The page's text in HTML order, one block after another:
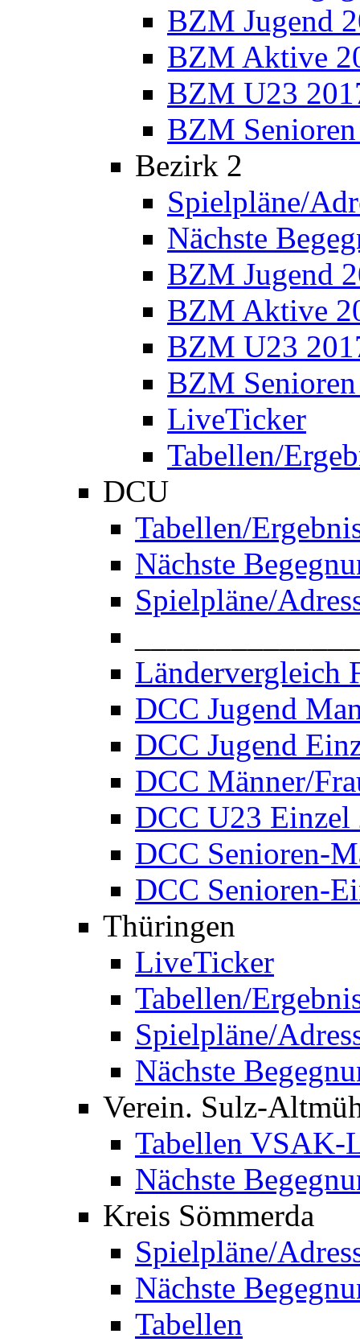
BZM Jugend
BZM Aktive
BZM U23
BZM
Bezirk 2
Spielpläne/
Nächste
BZM Jugend
BZM Aktive
BZM U23
BZM
LiveTicker
Tabellen/
DCU
Tabellen/
Nächste
Spielpläne/
Ländervergleich
DCC Jugend
DCC Jugend
DCC Männer/
DCC U23 Einzel
DCC Senioren-
DCC Senioren-
Thüringen
LiveTicker
Tabellen/
Spielpläne/
Nächste
Verein. Sulz-
Tabellen VSAK-
Nächste
Kreis Sömmerda
Spielpläne/
Nächste
Tabellen